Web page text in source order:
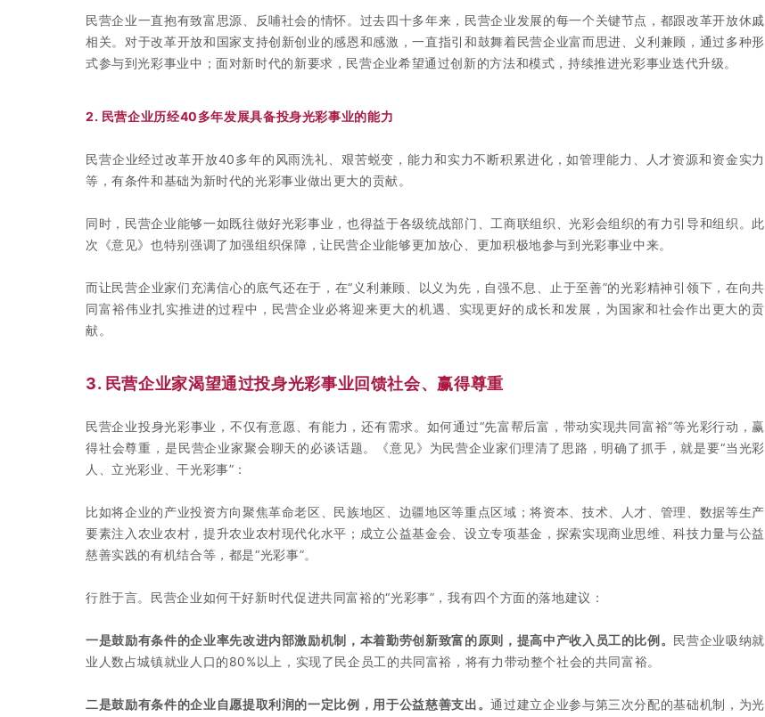
民营企业一直抱有致富思源、反哺社会的情怀。过去四十多年来，民营企业发展的每一个关键节点，都跟改革开放休戚
相关。对于改革开放和国家支持创新创业的感恩和感激，一直指引和鼓舞着民营企业富而思进、义利兼顾，通过多种形
式参与到光彩事业中；面对新时代的新要求，民营企业希望通过创新的方法和模式，持续推进光彩事业迭代升级。
2. 民营企业历经40多年发展具备投身光彩事业的能力
民营企业经过改革开放40多年的风雨洗礼、艰苦蜕变，能力和实力不断积累进化，如管理能力、人才资源和资金实力
等，有条件和基础为新时代的光彩事业做出更大的贡献。
同时，民营企业能够一如既往做好光彩事业，也得益于各级统战部门、工商联组织、光彩会组织的有力引导和组织。此
次《意见》也特别强调了加强组织保障，让民营企业能够更加放心、更加积极地参与到光彩事业中来。
而让民营企业家们充满信心的底气还在于，在“义利兼顾、以义为先，自强不息、止于至善”的光彩精神引领下，在向共
同富裕伟业扎实推进的过程中，民营企业必将迎来更大的机遇、实现更好的成长和发展，为国家和社会作出更大的贡
献。
3. 民营企业家渴望通过投身光彩事业回馈社会、赢得尊重
民营企业投身光彩事业，不仅有意愿、有能力，还有需求。如何通过“先富帮后富，带动实现共同富裕”等光彩行动，赢
得社会尊重，是民营企业家聚会聊天的必谈话题。《意见》为民营企业家们理清了思路，明确了抓手，就是要“当光彩
人、立光彩业、干光彩事”：
比如将企业的产业投资方向聚焦革命老区、民族地区、边疆地区等重点区域；将资本、技术、人才、管理、数据等生产
要素注入农业农村，提升农业农村现代化水平；成立公益基金会、设立专项基金，探索实现商业思维、科技力量与公益
慈善实践的有机结合等，都是“光彩事”。
行胜于言。民营企业如何干好新时代促进共同富裕的“光彩事”，我有四个方面的落地建议：
一是鼓励有条件的企业率先改进内部激励机制，本着勤劳创新致富的原则，提高中产收入员工的比例。 民营企业吸纳就
业人数占城镇就业人口的80%以上，实现了民企员工的共同富裕，将有力带动整个社会的共同富裕。
二是鼓励有条件的企业自愿提取利润的一定比例，用于公益慈善支出。通过建立企业参与第三次分配的基础机制，为光